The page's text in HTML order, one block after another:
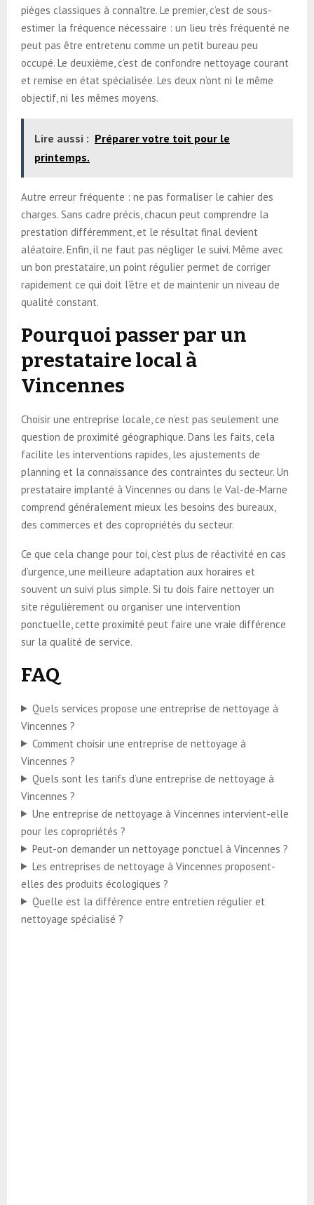
pièges classiques à connaître. Le premier, c’est de sous-
estimer la fréquence nécessaire : un lieu très fréquenté ne
peut pas être entretenu comme un petit bureau peu
occupé. Le deuxième, c’est de confondre nettoyage courant
et remise en état spécialisée. Les deux n’ont ni le même
objectif, ni les mêmes moyens.
Lire aussi : Préparer votre toit pour le
printemps.
Autre erreur fréquente : ne pas formaliser le cahier des
charges. Sans cadre précis, chacun peut comprendre la
prestation différemment, et le résultat final devient
aléatoire. Enfin, il ne faut pas négliger le suivi. Même avec
un bon prestataire, un point régulier permet de corriger
rapidement ce qui doit l’être et de maintenir un niveau de
qualité constant.
Pourquoi passer par un
prestataire local à
Vincennes
Choisir une entreprise locale, ce n’est pas seulement une
question de proximité géographique. Dans les faits, cela
facilite les interventions rapides, les ajustements de
planning et la connaissance des contraintes du secteur. Un
prestataire implanté à Vincennes ou dans le Val-de-Marne
comprend généralement mieux les besoins des bureaux,
des commerces et des copropriétés du secteur.
Ce que cela change pour toi, c’est plus de réactivité en cas
d’urgence, une meilleure adaptation aux horaires et
souvent un suivi plus simple. Si tu dois faire nettoyer un
site régulièrement ou organiser une intervention
ponctuelle, cette proximité peut faire une vraie différence
sur la qualité de service.
FAQ
Quels services propose une entreprise de nettoyage à
Vincennes ?
Comment choisir une entreprise de nettoyage à
Vincennes ?
Quels sont les tarifs d’une entreprise de nettoyage à
Vincennes ?
Une entreprise de nettoyage à Vincennes intervient-elle
pour les copropriétés ?
Peut-on demander un nettoyage ponctuel à Vincennes ?
Les entreprises de nettoyage à Vincennes proposent-
elles des produits écologiques ?
Quelle est la différence entre entretien régulier et
nettoyage spécialisé ?